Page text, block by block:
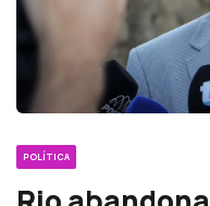
POLÍTICA